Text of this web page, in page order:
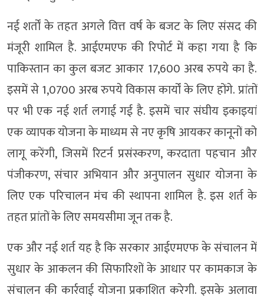
नई शर्तों के तहत अगले वित्त वर्ष के बजट के लिए संसद की
मंजूरी शामिल है. आईएमएफ की रिपोर्ट में कहा गया है कि
पाकिस्तान का कुल बजट आकार 17,600 अरब रुपये का है.
इसमें से 1,0700 अरब रुपये विकास कार्यों के लिए होंगे. प्रांतों
पर भी एक नई शर्त लगाई गई है. इसमें चार संघीय इकाइयां
एक व्यापक योजना के माध्यम से नए कृषि आयकर कानूनों को
लागू करेंगी, जिसमें रिटर्न प्रसंस्करण, करदाता पहचान और
पंजीकरण, संचार अभियान और अनुपालन सुधार योजना के
लिए एक परिचालन मंच की स्थापना शामिल है. इस शर्त के
तहत प्रांतों के लिए समयसीमा जून तक है.
एक और नई शर्त यह है कि सरकार आईएमएफ के संचालन में
सुधार के आकलन की सिफारिशों के आधार पर कामकाज के
संचालन की कार्रवाई योजना प्रकाशित करेगी. इसके अलावा